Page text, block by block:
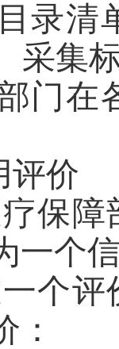
录清
采集
门在
价
保
一个
个
：